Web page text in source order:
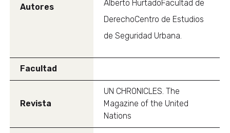
Autores
Alberto HurtadoFacultad de
DerechoCentro de Estudios
de Seguridad Urbana.
Facultad
Revista
UN CHRONICLES. The
Magazine of the United
Nations